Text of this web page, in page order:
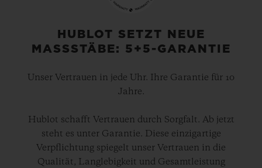
HUBLOT SETZT NEUE
MASSSTÄBE: 5+5-GARANTIE
Unser Vertrauen in jede Uhr. Ihre Garantie für 10
Jahre.
Hublot schafft Vertrauen durch Sorgfalt. Ab jetzt
steht es unter Garantie. Diese einzigartige
Verpflichtung spiegelt unser Vertrauen in die
Qualität, Langlebigkeit und Gesamtleistung